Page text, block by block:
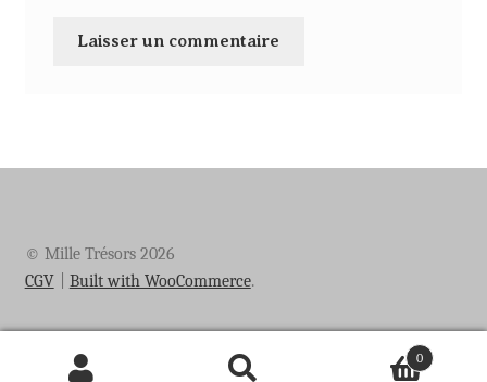
© Mille Trésors 2026
CGV
Built with WooCommerce.
0